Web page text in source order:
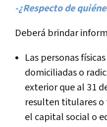
-¿Respecto de
Deberá brindar
Las personas
domiciliadas o
exterior que al 31
resulten titulares
el capital social o